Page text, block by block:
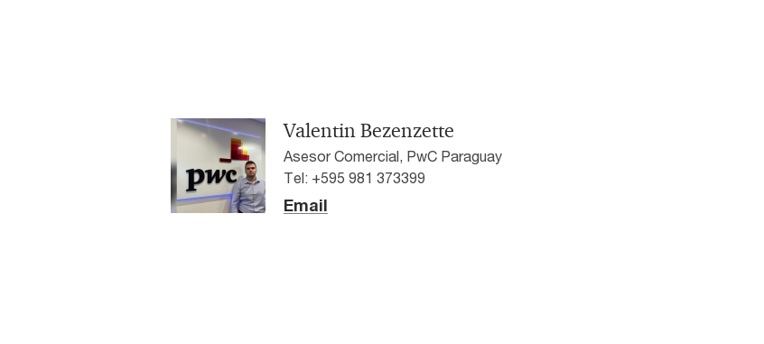
Valentin Bezenzette
Asesor Comercial, PwC Paraguay
Tel: +595 981 373399
Email